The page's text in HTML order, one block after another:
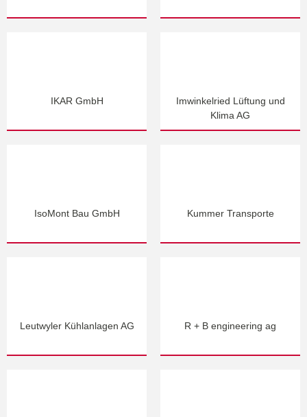
IKAR GmbH
Imwinkelried Lüftung und
Klima AG
IsoMont Bau GmbH Kummer Transporte
Leutwyler Kühlanlagen AG R + B engineering ag